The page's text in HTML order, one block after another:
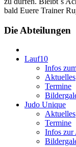
bald Euere Trainer
Die Abteilungen
Lauf10
Infos
Aktuelles
Termine
Judo Unique
Aktuelles
Termine
Infos zur